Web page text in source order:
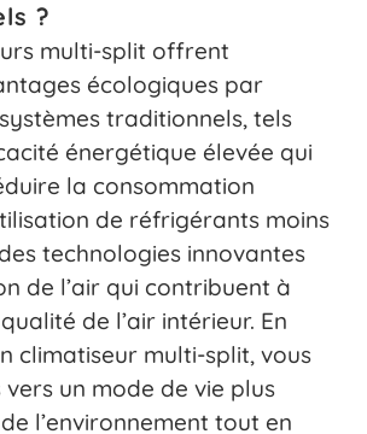
?
multi-split offrent
écologiques par
traditionnels, tels
énergétique élevée qui
la consommation
de réfrigérants moins
technologies innovantes
de l’air qui contribuent à
de l’air intérieur. En
climatiseur multi-split, vous
un mode de vie plus
l’environnement tout en